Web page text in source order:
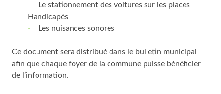
Le stationnement des voitures sur les places
Handicapés
Les nuisances sonores
Ce document sera distribué dans le bulletin municipal
afin que chaque foyer de la commune puisse bénéficier
de l’information.